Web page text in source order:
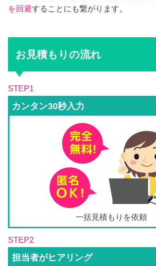
を回避することにも繋がります。
お見積もりの流れ
STEP1
カンタン30秒入力
一括見積もりを依頼
STEP2
担当者がヒアリング